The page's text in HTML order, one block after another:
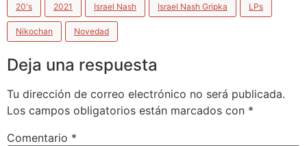
20's 2021 Israel Nash Israel Nash Gripka LPs
Nikochan Novedad
Deja una respuesta
Tu dirección de correo electrónico no será publicada.
Los campos obligatorios están marcados con *
Comentario *